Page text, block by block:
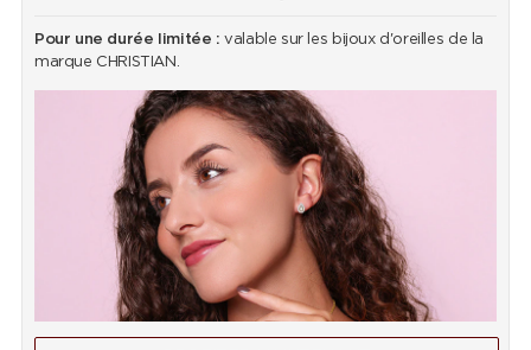
Pour une durée limitée : valable sur les bijoux d'oreilles de la
marque CHRISTIAN.